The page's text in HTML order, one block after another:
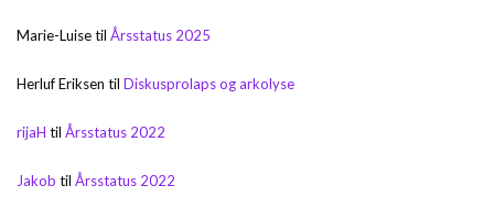
Marie-Luisetil Årsstatus 2025
Herluf Eriksen til Diskusprolaps og arkolyse
rijaH til Årsstatus 2022
Jakob til Årsstatus 2022